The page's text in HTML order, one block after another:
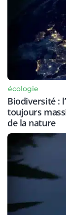
écologie
Biodiversité :
toujours
de la nature